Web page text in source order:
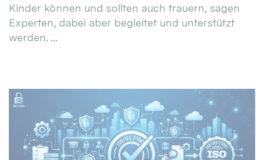
Kinder können und sollten auch trauern, sagen
Experten, dabei aber begleitet und unterstützt
werden. ...